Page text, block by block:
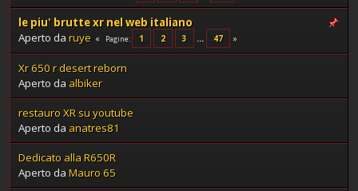
le piu' brutte xr nel web italiano
Aperto da ruye Pagine 1 2 3 ... 47
Xr 650 r desert reborn
Aperto da albiker
restauro XR su youtube
Aperto da anatres81
Dedicato alla R650R
Aperto da Mauro 65